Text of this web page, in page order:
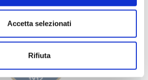
Accetta selezionati
Rifiuta